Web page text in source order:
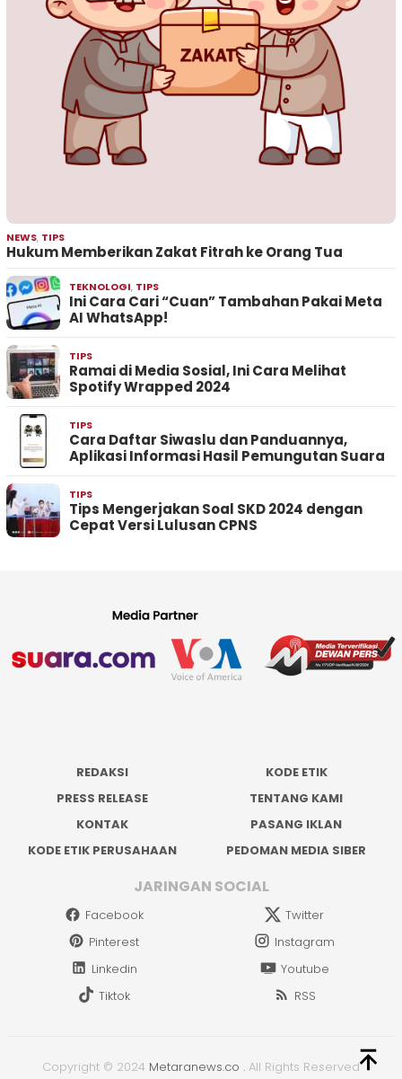
NEWS, TIPS
Hukum Memberikan Zakat Fitrah ke Orang Tua
TEKNOLOGI, TIPS
Ini Cara Cari “Cuan” Tambahan Pakai Meta
AI WhatsApp!
TIPS
Ramai di Media Sosial, Ini Cara Melihat
Spotify Wrapped 2024
TIPS
Cara Daftar Siwaslu dan Panduannya,
Aplikasi Informasi Hasil Pemungutan Suara
TIPS
Tips Mengerjakan Soal SKD 2024 dengan
Cepat Versi Lulusan CPNS
REDAKSI
KODE ETIK
PRESS RELEASE
TENTANG KAMI
KONTAK
PASANG IKLAN
KODE ETIK PERUSAHAAN
PEDOMAN MEDIA SIBER
JARINGAN SOCIAL
Facebook
Twitter
Pinterest
Instagram
Linkedin
Youtube
Tiktok
RSS
Copyright © 2024 Metaranews.co . All Rights Reserved